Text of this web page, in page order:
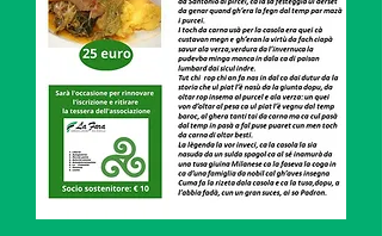
Fin dalla sua nascita La Fara lavora
per sottolineare chi siamo,
promuovere i valori del Nord, del
federalismo e continueremo questo
percorso consci che ogni goccia,
anche la più piccola, può contribuire
a far traboccare quel vaso in cui da